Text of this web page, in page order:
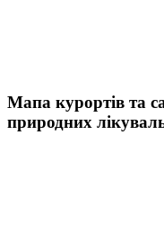
Мапа курортів та
природних